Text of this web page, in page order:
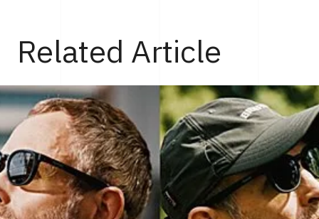
Related Article